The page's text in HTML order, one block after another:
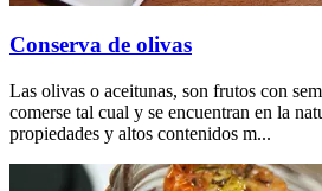
Conserva de olivas
Las olivas o aceitunas, son frutos con
comerse tal cual y se encuentran en la
propiedades y altos contenidos m...